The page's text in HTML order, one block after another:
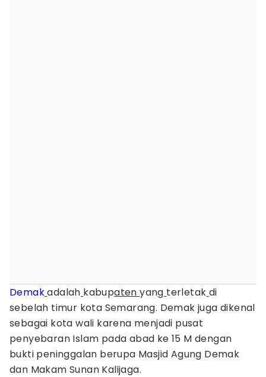
Demakadalah kabupatenyang terletak di
sebelah timur kota Semarang. Demak juga dikenal
sebagai kota wali karena menjadi pusat
penyebaran Islam pada abad ke 15 M dengan
bukti peninggalan berupa Masjid Agung Demak
dan Makam Sunan Kalijaga.